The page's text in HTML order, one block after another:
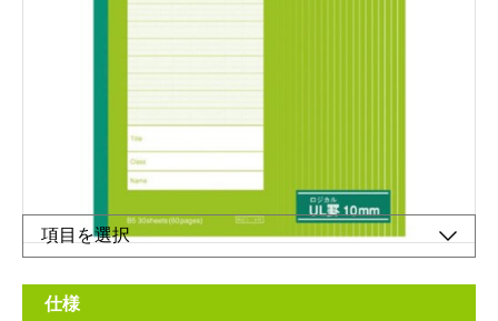
本文：上質紙・70g/m²のスタンダードな学習帳です。
仕様